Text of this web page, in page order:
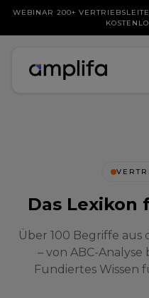
WEBINAR 200+
Das Lexikon
Über 100 Begriffe
– von ABC-
Fundiertes Wissen